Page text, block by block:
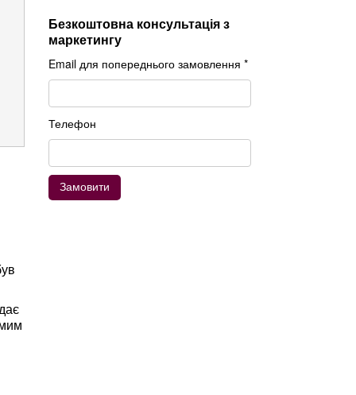
Безкоштовна консультація з
маркетингу
Email для попереднього замовлення *
Телефон